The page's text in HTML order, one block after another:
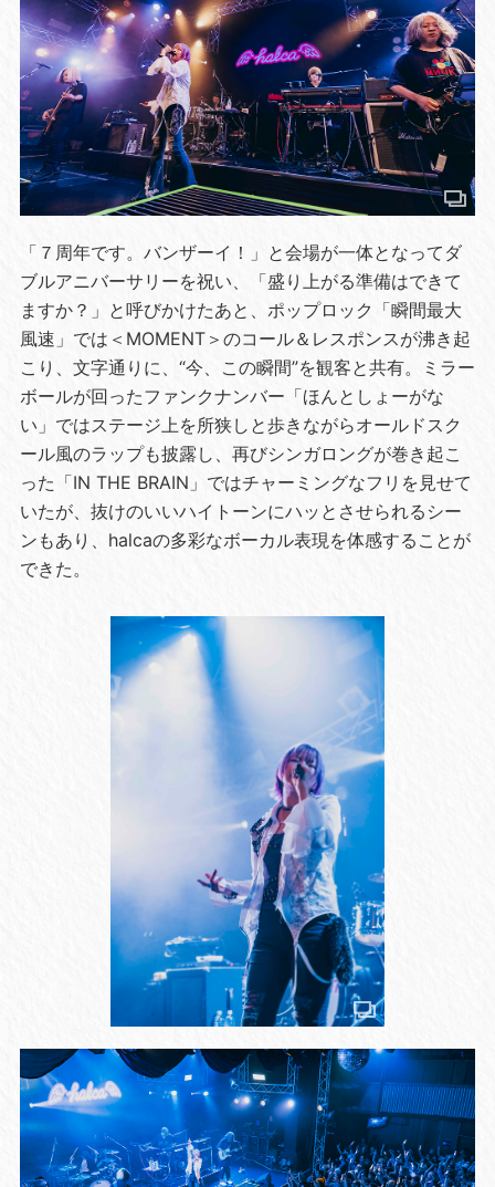
「７周年です。バンザーイ！」と会場が一体となってダ
ブルアニバーサリーを祝い、「盛り上がる準備はできて
ますか？」と呼びかけたあと、ポップロック「瞬間最大
風速」では＜MOMENT＞のコール＆レスポンスが沸き起
こり、文字通りに、“今、この瞬間”を観客と共有。ミラー
ボールが回ったファンクナンバー「ほんとしょーがな
い」ではステージ上を所狭しと歩きながらオールドスク
ール風のラップも披露し、再びシンガロングが巻き起こ
った「IN THE BRAIN」ではチャーミングなフリを見せて
いたが、抜けのいいハイトーンにハッとさせられるシー
ンもあり、halcaの多彩なボーカル表現を体感することが
できた。